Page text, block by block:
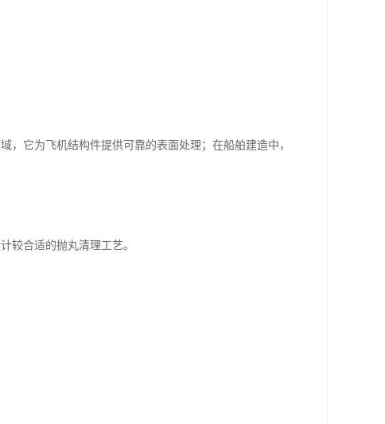
它为飞机结构件提供可靠的表面处理；在船舶建造中，
较合适的抛丸清理工艺。